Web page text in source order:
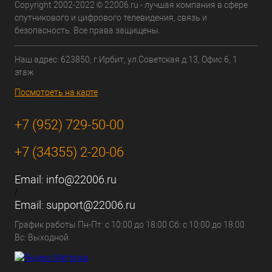
Copyright 2002-2022 © 22006.ru - лучшая компания в сфере
спутникового и цифрового телевидения, связь и
безопасность. Все права защищены.
Наш адрес: 623850, г.Ирбит, ул.Советская д.13, Офис 6, 1
этаж
Посмотреть на карте
+7 (952) 729-50-00
+7 (34355) 2-20-06
Email: info@22006.ru
/
Email: support@22006.ru
График работы Пн-Пт: с 10:00 до 18:00 Сб: с 10:00 до 18:00
Вс: Выходной